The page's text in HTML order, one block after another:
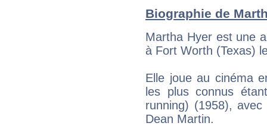
Biographie de
Martha Hyer est une
à Fort Worth (Texas)
Elle joue au cinéma
les plus connus
running) (1958),
Dean Martin.